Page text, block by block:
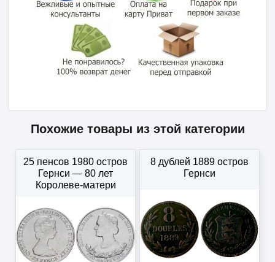
Похожие товары из этой категории
25 пенсов 1980 остров
Гернси — 80 лет
Королеве-матери
8 дублей 1889 остров
Гернси